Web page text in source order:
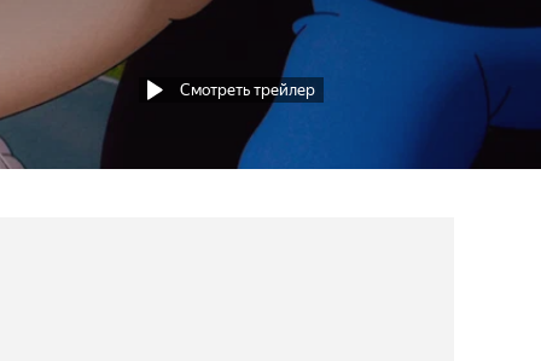
Смотреть трейлер